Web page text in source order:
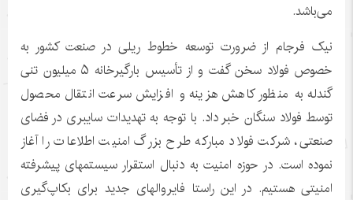
می‌باشد.
نیک فرجام از ضرورت توسعه خطوط ریلی در صنعت کشور به
خصوص فولاد سخن گفت و از تأسیس بارگیرخانه ۵ میلیون تنی
گندله به منظور کاهش هزینه و افزایش سرعت انتقال محصول
توسط فولاد سنگان خبر داد. با توجه به تهدیدات سایبری در فضای
صنعتی، شرکت فولاد مبارکه طرح بزرگ امنیت اطلاعات را آغاز
نموده است. در حوزه امنیت به دنبال استقرار سیستمهای پیشرفته
امنیتی هستیم. در این راستا فایروالهای جدید برای بکاپ‌گیری